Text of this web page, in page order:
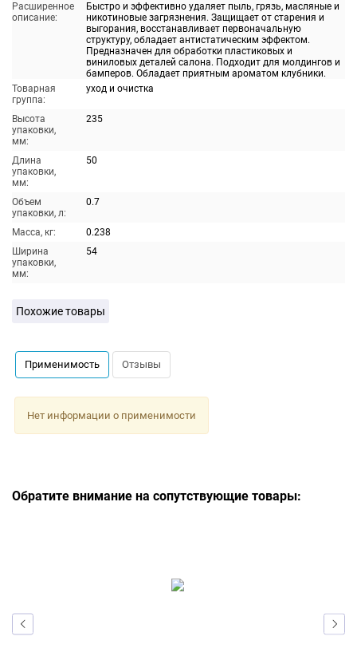
Расширенное
описание:
Быстро и эффективно удаляет пыль, грязь, масляные и
никотиновые загрязнения. Защищает от старения и
выгорания, восстанавливает первоначальную
структуру, обладает антистатическим эффектом.
Предназначен для обработки пластиковых и
виниловых деталей салона. Подходит для молдингов и
бамперов. Обладает приятным ароматом клубники.
Товарная
группа:
уход и очистка
Высота
упаковки,
мм:
235
Длина
упаковки,
мм:
50
Объем
упаковки, л:
0.7
Масса, кг:
0.238
Ширина
упаковки,
мм:
54
Похожие товары
Применимость Отзывы
Нет информации о применимости
Обратите внимание на сопутствующие товары: